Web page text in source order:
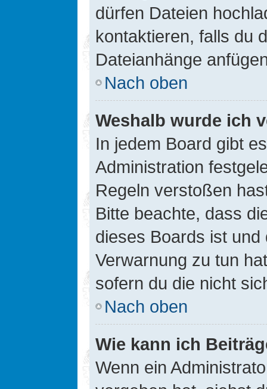
dürfen Dateien
kontaktieren, falls du
Dateianhänge
Nach oben
Weshalb wurde ich
In jedem Board gibt
Administration
Regeln verstoßen
Bitte beachte, dass
dieses Boards ist
Verwarnung zu tun
sofern du die nicht
Nach oben
Wie kann ich
Wenn ein